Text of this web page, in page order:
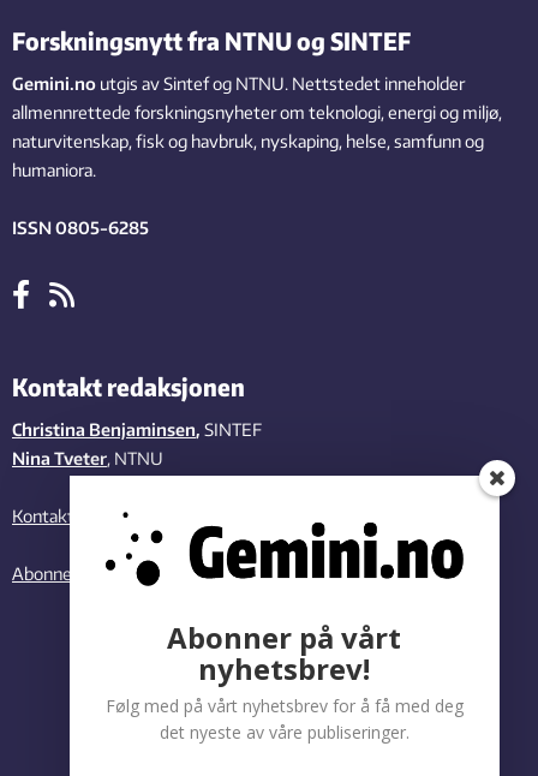
Forskningsnytt fra NTNU og SINTEF
Gemini.no utgis av Sintef og NTNU. Nettstedet inneholder
allmennrettede forskningsnyheter om teknologi, energi og miljø,
naturvitenskap, fisk og havbruk, nyskaping, helse, samfunn og
humaniora.
ISSN 0805-6285
Kontakt redaksjonen
Christina Benjaminsen, SINTEF
Nina Tveter, NTNU
Kontakt oss
Abonner på vårt nyhetsbrev
Abonner på vårt
nyhetsbrev!
Følg med på vårt nyhetsbrev for å få med deg
det nyeste av våre publiseringer.